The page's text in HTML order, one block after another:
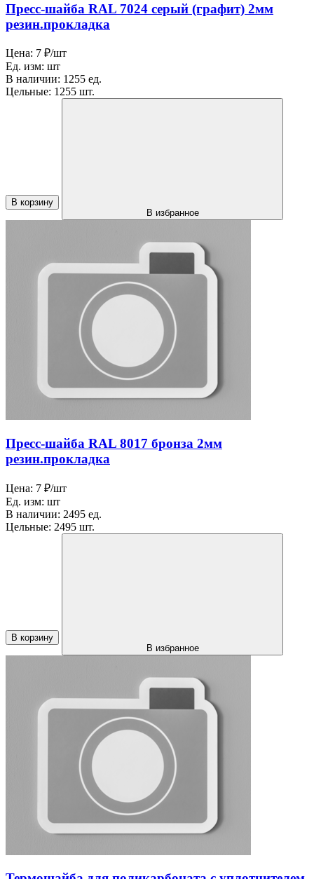
Пресс-шайба RAL 7024 серый (графит) 2мм
резин.прокладка
Цена: 7 ₽/шт
Ед. изм: шт
В наличии: 1255 ед.
Цельные: 1255 шт.
В корзину
В избранное
Пресс-шайба RAL 8017 бронза 2мм
резин.прокладка
Цена: 7 ₽/шт
Ед. изм: шт
В наличии: 2495 ед.
Цельные: 2495 шт.
В корзину
В избранное